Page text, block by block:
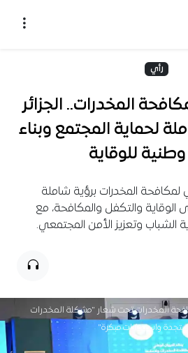
رأي
المخدرات.. الجزائر
لحماية المجتمع وبناء
للوقاية
لمكافحة المخدرات برؤية شاملة
على الوقاية والتكفل والمكافحة، مع
وتعزيز الأمن المجتمعي.
المخدرات تحت شعار "مشكلة المخدرات
واستجابات مبكرة"